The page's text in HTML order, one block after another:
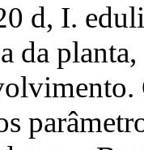
d, I.
da